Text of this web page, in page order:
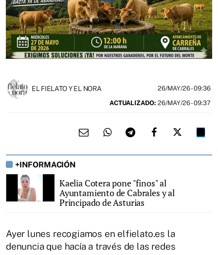
EL FIELATO Y EL NORA 26/MAY/26- 09:36
ACTUALIZADO: 26/MAY/26 - 09:37
+INFORMACIÓN
Kaelia Cotera pone "finos" al
Ayuntamiento de Cabrales y al
Principado de Asturias
Ayer lunes recogiamos en elfielato.es la
denuncia que hacía a través de las redes